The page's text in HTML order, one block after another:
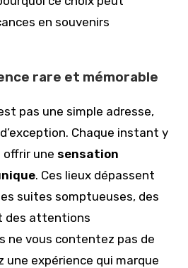
en souvenirs
rare et mémorable
pas une simple adresse,
Chaque instant y
offrir unesensation
. Ces lieux dépassent
suites somptueuses, des
des attentions
ne vous contentez pas de
une expérience qui marque